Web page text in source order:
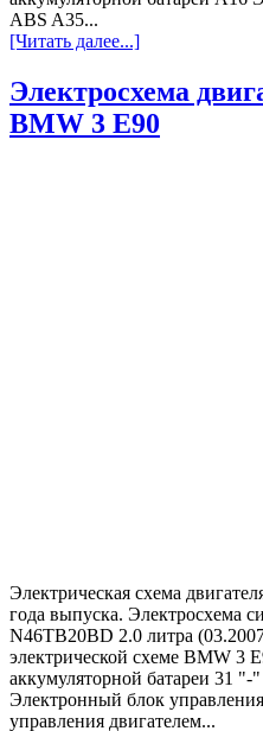
ABS A35...
[Читать далее...]
Электросхема
BMW 3 E90
Электрическая схема
года выпуска. Электросхема
N46TB20ВD 2.0 литра
электрической схеме BMW 3
аккумуляторной батареи 31 "-
Электронный блок
управления двигателем...